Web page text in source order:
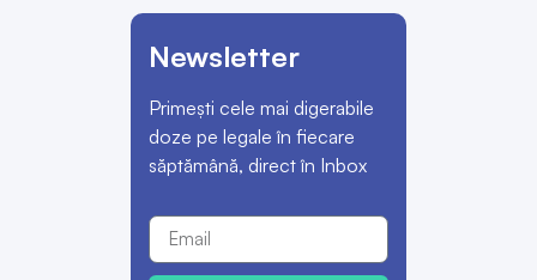
Newsletter
Primești cele mai digerabile
doze pe legale în fiecare
săptămână, direct în Inbox